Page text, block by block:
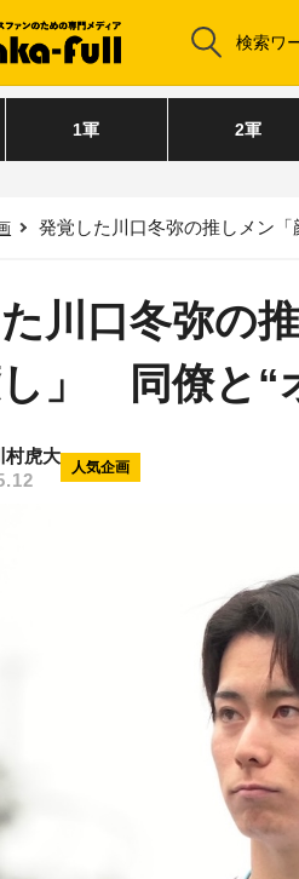
1軍 2軍
発覚した川口冬弥の推しメン
川口冬弥の
」 同僚と“
村虎大
人気企画